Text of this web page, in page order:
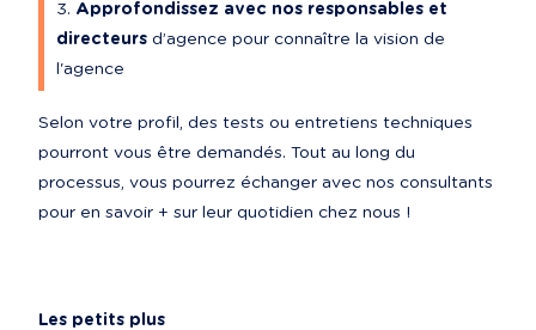
Approfondissez avec nos responsables et
directeurs d’agence pour connaître la vision de
l'agence
Selon votre profil, des tests ou entretiens techniques
pourront vous être demandés. Tout au long du
processus, vous pourrez échanger avec nos consultants
pour en savoir + sur leur quotidien chez nous !
Les petits plus